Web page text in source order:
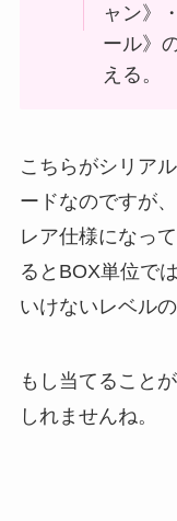
ャン》
ール》
える。
こちらがシリア
ードなのですが
レア仕様になっ
るとBOX単位で
いけないレベル
もし当てること
しれませんね。